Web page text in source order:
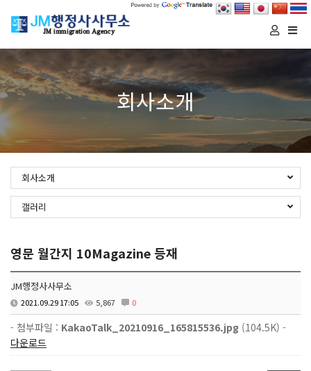
회사소개
회사소개
갤러리
영문 월간지 10Magazine 등재
JM행정사사무소
2021.09.29 17:05 5,867 0
- 첨부파일 : KakaoTalk_20210916_165815536.jpg (104.5K) -
다운로드